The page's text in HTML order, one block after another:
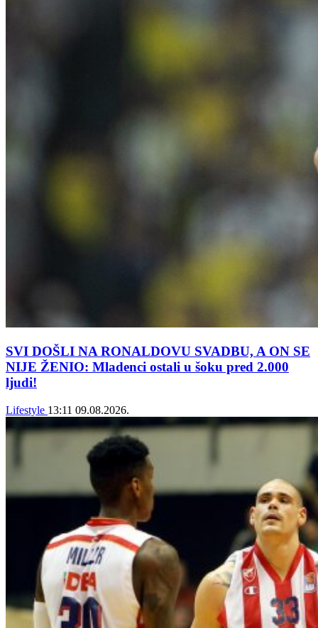
SVI DOŠLI NA RONALDOVU SVADBU, A ON SE
NIJE ŽENIO: Mladenci ostali u šoku pred 2.000
ljudi!
Lifestyle 13:11 09.08.2026.